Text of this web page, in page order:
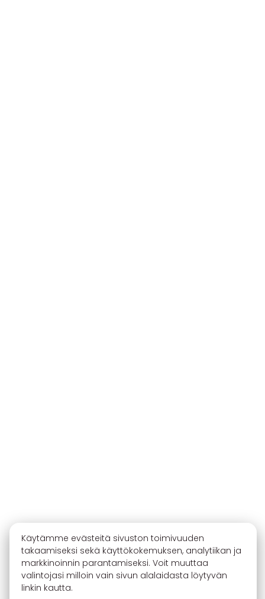
Käytämme evästeitä sivuston toimivuuden
takaamiseksi sekä käyttökokemuksen, analytiikan ja
markkinoinnin parantamiseksi. Voit muuttaa
valintojasi milloin vain sivun alalaidasta löytyvän
linkin kautta.